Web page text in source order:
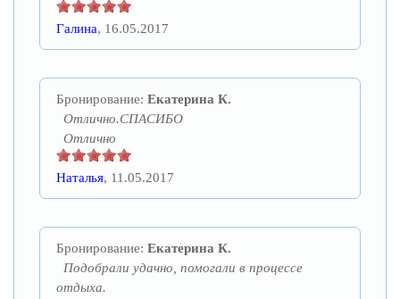
Галина, 16.05.2017
Бронирование: Екатерина К.
Отлично.СПАСИБО
Отлично
Наталья, 11.05.2017
Бронирование: Екатерина К.
Подобрали удачно, помогали в процессе
отдыха.